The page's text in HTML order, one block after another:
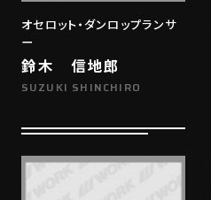
オセロット・ダンロップランサ
ー
鈴木 信地郎
SUZUKI SHINCHIRO